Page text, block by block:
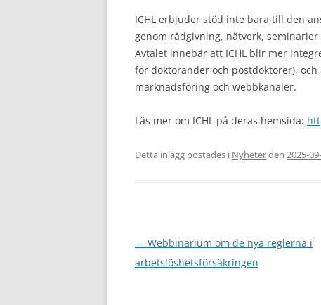
ICHL erbjuder stöd inte bara till den
genom rådgivning, nätverk,
Avtalet innebär att ICHL blir mer
för doktorander och postdoktorer),
marknadsföring och webbkanaler.
Läs mer om ICHL på deras hemsida:
Detta inlägg postades i Nyheterden 2025-
Inläggsnavigering
← Webbinarium om de nya reglerna i
arbetslöshetsförsäkringen